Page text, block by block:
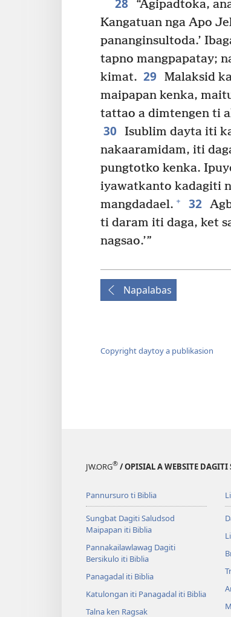
“Agipadtoka,
Kangatuan nga Apo
pananginsultoda.’
tapno mangpapatay;
kimat. 29 Malaksid
maipapan kenka,
tattao a dimtengen ti
30 Isublim dayta iti
nakaaramidam, iti
pungtotko kenka.
iyawatkanto kadagiti
mangdadael. + 32
ti daram iti daga, ket
nagsao.’”
Napalabas
Copyright daytoy a publikasion
JW.ORG® / OPISIAL A WEBSITE DAGITI
Pannursuro ti Biblia
Sungbat Dagiti Saludsod
Maipapan iti Biblia
Pannakailawlawag Dagiti
Bersikulo iti Biblia
Panagadal iti Biblia
Katulongan iti Panagadal iti Biblia
Talna ken Ragsak